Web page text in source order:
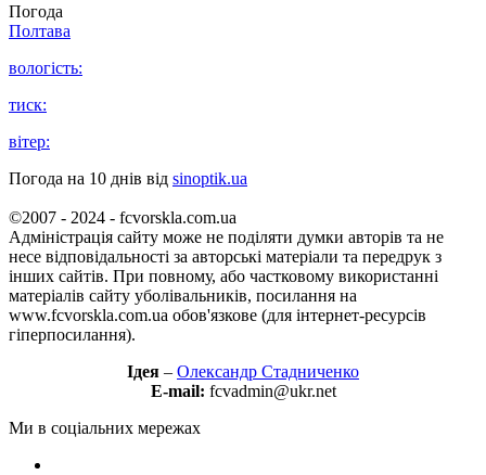
Погода
Полтава
вологість:
тиск:
вітер:
Погода на 10 днів від sinoptik.ua
©2007 - 2024 - fcvorskla.com.ua
Адміністрація сайту може не поділяти думки авторів та не
несе відповідальності за авторські матеріали та передрук з
інших сайтів. При повному, або частковому використанні
матеріалів сайту уболівальників, посилання на
www.fcvorskla.com.ua обов'язкове (для інтернет-ресурсів
гіперпосилання).
Ідея – Олександр Стадниченко
E-mail: fcvadmin@ukr.net
Ми в соціальних мережах